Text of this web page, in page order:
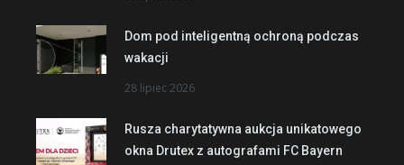
Dom pod inteligentną ochroną podczas
wakacji
28 lipiec 2026
Rusza charytatywna aukcja unikatowego
okna Drutex z autografami FC Bayern